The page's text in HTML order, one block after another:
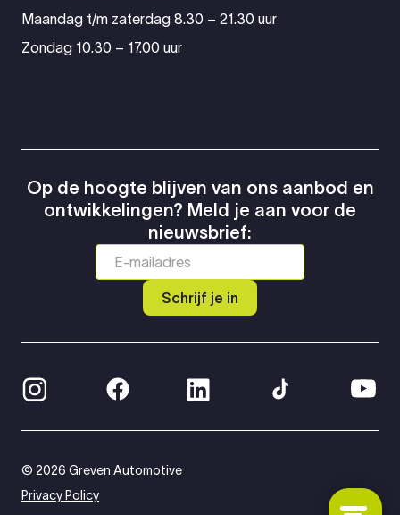
Maandag t/m zaterdag 8.30 – 21.30 uur
Zondag 10.30 – 17.00 uur
Op de hoogte blijven van ons aanbod en
ontwikkelingen? Meld je aan voor de
nieuwsbrief:
Schrijf je in
© 2026 Greven Automotive
Privacy Policy